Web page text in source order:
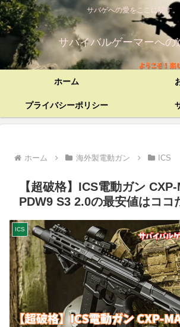
サバゲへの愛をここに記す。
サバイバルゲーマーへの
ホーム
プライバシーポリシー
ホーム 海外製電動ガン ICS
【超破格】ICS電動ガン
PDW9 S3 2.0の最安値はココ
ICS